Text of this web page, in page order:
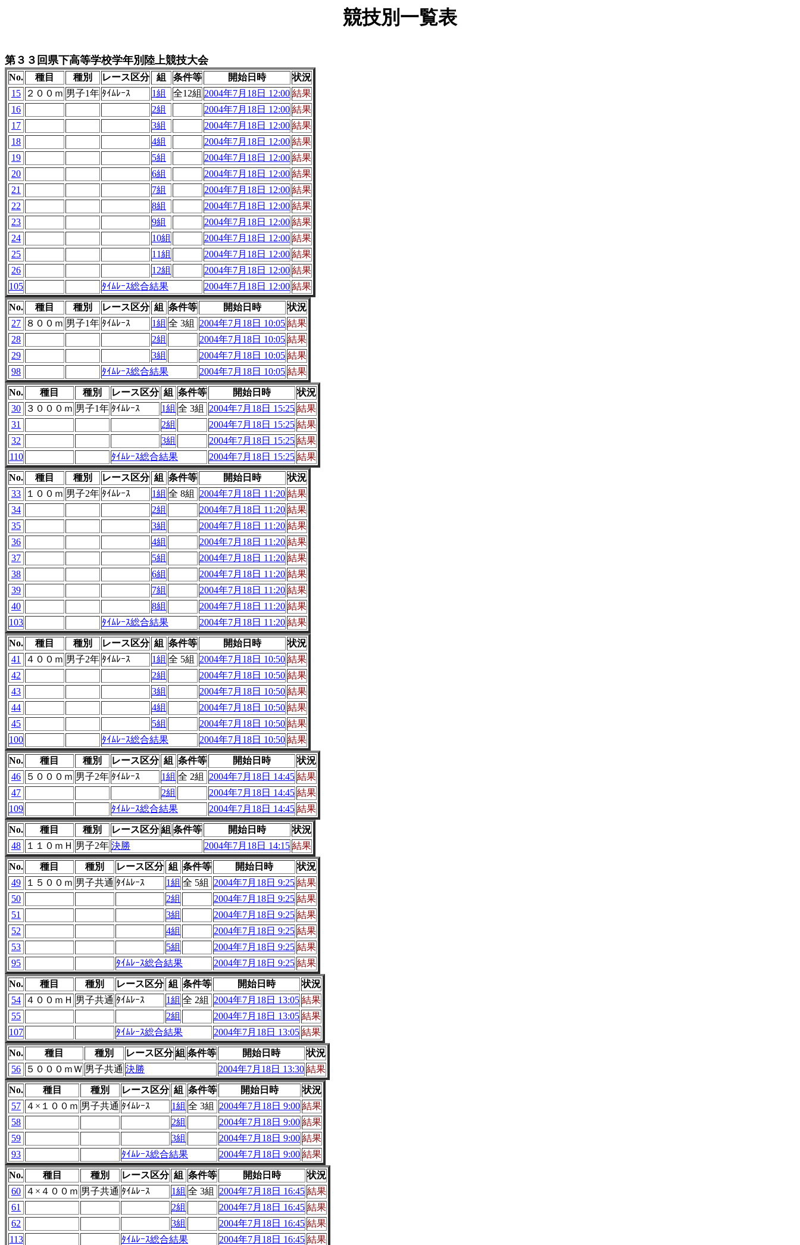
競技別一覧表
第３３回県下高等学校学年別陸上競技大会
No. 種目 種別 レース区分 組 条件等 開始日時
状況
15
２００ｍ 男子1年 ﾀｲﾑﾚｰｽ 1組 全12組 2004年7月18日 12:00 結果
16
2組 2004年7月18日 12:00 結果
17
3組 2004年7月18日 12:00 結果
18
4組 2004年7月18日 12:00 結果
19
5組 2004年7月18日 12:00 結果
20
6組 2004年7月18日 12:00 結果
21
7組 2004年7月18日 12:00 結果
22
8組 2004年7月18日 12:00 結果
23
9組 2004年7月18日 12:00 結果
24
10組 2004年7月18日 12:00 結果
25
11組 2004年7月18日 12:00 結果
26
12組 2004年7月18日 12:00 結果
105
ﾀｲﾑﾚｰｽ総合結果 2004年7月18日 12:00 結果
No. 種目 種別 レース区分 組 条件等 開始日時
状況
27
８００ｍ 男子1年 ﾀｲﾑﾚｰｽ 1組 全 3組 2004年7月18日 10:05 結果
28
2組 2004年7月18日 10:05 結果
29
3組 2004年7月18日 10:05 結果
98
ﾀｲﾑﾚｰｽ総合結果 2004年7月18日 10:05 結果
No. 種目 種別 レース区分 組 条件等 開始日時
状況
30
３０００ｍ 男子1年 ﾀｲﾑﾚｰｽ 1組 全 3組 2004年7月18日 15:25 結果
31
2組 2004年7月18日 15:25 結果
32
3組 2004年7月18日 15:25 結果
110
ﾀｲﾑﾚｰｽ総合結果 2004年7月18日 15:25 結果
No. 種目 種別 レース区分 組 条件等 開始日時
状況
33
１００ｍ 男子2年 ﾀｲﾑﾚｰｽ 1組 全 8組 2004年7月18日 11:20 結果
34
2組 2004年7月18日 11:20 結果
35
3組 2004年7月18日 11:20 結果
36
4組 2004年7月18日 11:20 結果
37
5組 2004年7月18日 11:20 結果
38
6組 2004年7月18日 11:20 結果
39
7組 2004年7月18日 11:20 結果
40
8組 2004年7月18日 11:20 結果
103
ﾀｲﾑﾚｰｽ総合結果 2004年7月18日 11:20 結果
No. 種目 種別 レース区分 組 条件等 開始日時
状況
41
４００ｍ 男子2年 ﾀｲﾑﾚｰｽ 1組 全 5組 2004年7月18日 10:50 結果
42
2組 2004年7月18日 10:50 結果
43
3組 2004年7月18日 10:50 結果
44
4組 2004年7月18日 10:50 結果
45
5組 2004年7月18日 10:50 結果
100
ﾀｲﾑﾚｰｽ総合結果 2004年7月18日 10:50 結果
No. 種目 種別 レース区分 組 条件等 開始日時
状況
46
５０００ｍ 男子2年 ﾀｲﾑﾚｰｽ 1組 全 2組 2004年7月18日 14:45 結果
47
2組 2004年7月18日 14:45 結果
109
ﾀｲﾑﾚｰｽ総合結果 2004年7月18日 14:45 結果
No. 種目 種別 レース区分 組 条件等 開始日時
状況
48
１１０ｍＨ 男子2年 決勝 2004年7月18日 14:15 結果
No. 種目 種別 レース区分 組 条件等 開始日時
状況
49
１５００ｍ 男子共通 ﾀｲﾑﾚｰｽ 1組 全 5組 2004年7月18日 9:25 結果
50
2組 2004年7月18日 9:25 結果
51
3組 2004年7月18日 9:25 結果
52
4組 2004年7月18日 9:25 結果
53
5組 2004年7月18日 9:25 結果
95
ﾀｲﾑﾚｰｽ総合結果 2004年7月18日 9:25 結果
No. 種目 種別 レース区分 組 条件等 開始日時
状況
54
４００ｍＨ 男子共通 ﾀｲﾑﾚｰｽ 1組 全 2組 2004年7月18日 13:05 結果
55
2組 2004年7月18日 13:05 結果
107
ﾀｲﾑﾚｰｽ総合結果 2004年7月18日 13:05 結果
No. 種目 種別 レース区分 組 条件等 開始日時
状況
56
５０００ｍＷ 男子共通 決勝 2004年7月18日 13:30 結果
No. 種目 種別 レース区分 組 条件等 開始日時
状況
57
４×１００ｍ 男子共通 ﾀｲﾑﾚｰｽ 1組 全 3組 2004年7月18日 9:00 結果
58
2組 2004年7月18日 9:00 結果
59
3組 2004年7月18日 9:00 結果
93
ﾀｲﾑﾚｰｽ総合結果 2004年7月18日 9:00 結果
No. 種目 種別 レース区分 組 条件等 開始日時
状況
60
４×４００ｍ 男子共通 ﾀｲﾑﾚｰｽ 1組 全 3組 2004年7月18日 16:45 結果
61
2組 2004年7月18日 16:45 結果
62
3組 2004年7月18日 16:45 結果
113
ﾀｲﾑﾚｰｽ総合結果 2004年7月18日 16:45 結果